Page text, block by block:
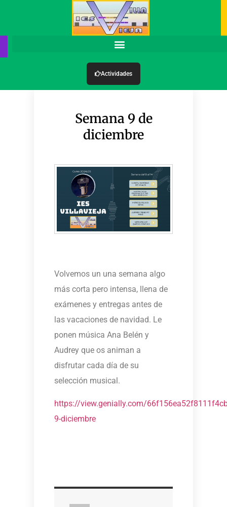
Actividades
Semana 9 de
diciembre
Volvemos un una semana algo
más corta pero intensa, llena de
exámenes y entregas antes de
las vacaciones de navidad. Le
ponen música Ana Belén y
Audrey que os animan a
disfrutar cada día de su
selección musical.
https://view.genially.com/
9-diciembre